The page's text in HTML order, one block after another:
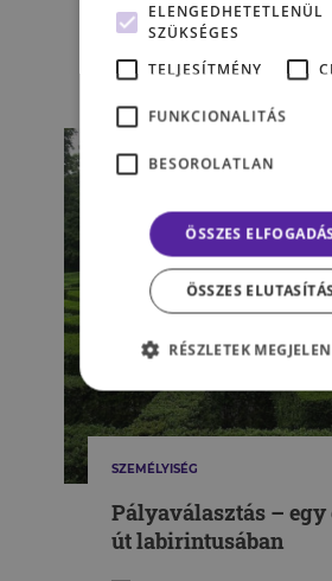
karriertervezés 5
KULCSÁR JOHANNA
SZEMÉLYISÉG
Pályaválasztás – egy
út labirintusában
ELENGEDHETETLENÜL
SZÜKSÉGES
TELJESÍTMÉNY
FUNKCIONALITÁS
BESOROLATLAN
ÖSSZES
ÖSSZES
RÉSZLETEK